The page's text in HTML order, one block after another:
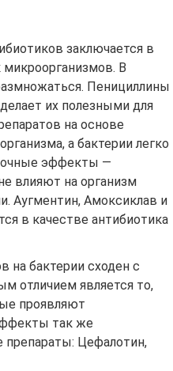
заключается в
микроорганизмов. В
Пенициллины
их полезными для
на основе
а бактерии легко
эффекты —
влияют на организм
Аугментин, Амоксиклав и
в качестве антибиотика
на бактерии сходен с
отличием является то,
проявляют
так же
препараты: Цефалотин,